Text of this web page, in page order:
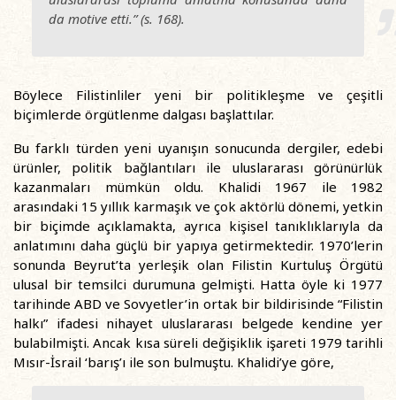
da motive etti.” (s. 168).
Böylece Filistinliler yeni bir politikleşme ve çeşitli
biçimlerde örgütlenme dalgası başlattılar.
Bu farklı türden yeni uyanışın sonucunda dergiler, edebi
ürünler, politik bağlantıları ile uluslararası görünürlük
kazanmaları mümkün oldu. Khalidi 1967 ile 1982
arasındaki 15 yıllık karmaşık ve çok aktörlü dönemi, yetkin
bir biçimde açıklamakta, ayrıca kişisel tanıklıklarıyla da
anlatımını daha güçlü bir yapıya getirmektedir. 1970’lerin
sonunda Beyrut’ta yerleşik olan Filistin Kurtuluş Örgütü
ulusal bir temsilci durumuna gelmişti. Hatta öyle ki 1977
tarihinde ABD ve Sovyetler’in ortak bir bildirisinde “Filistin
halkı” ifadesi nihayet uluslararası belgede kendine yer
bulabilmişti. Ancak kısa süreli değişiklik işareti 1979 tarihli
Mısır-İsrail ‘barış’ı ile son bulmuştu. Khalidi’ye göre,